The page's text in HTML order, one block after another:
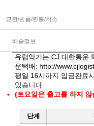
교환/반품/환불/취소
배송정보
유럽악기는 CJ 대한통운
운택배: http://
평일 16시까지 입금완료
있습니다.
(토요일은 출고를 하지 않
단계